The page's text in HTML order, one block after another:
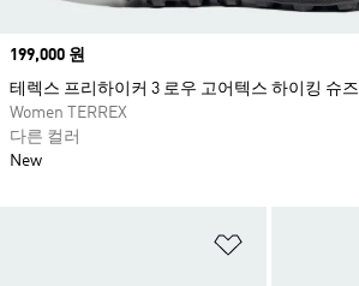
Price
199,000 원
테렉스 프리하이커 3 로우 고어텍스 하이킹 슈즈
Women TERREX
다른 컬러
New